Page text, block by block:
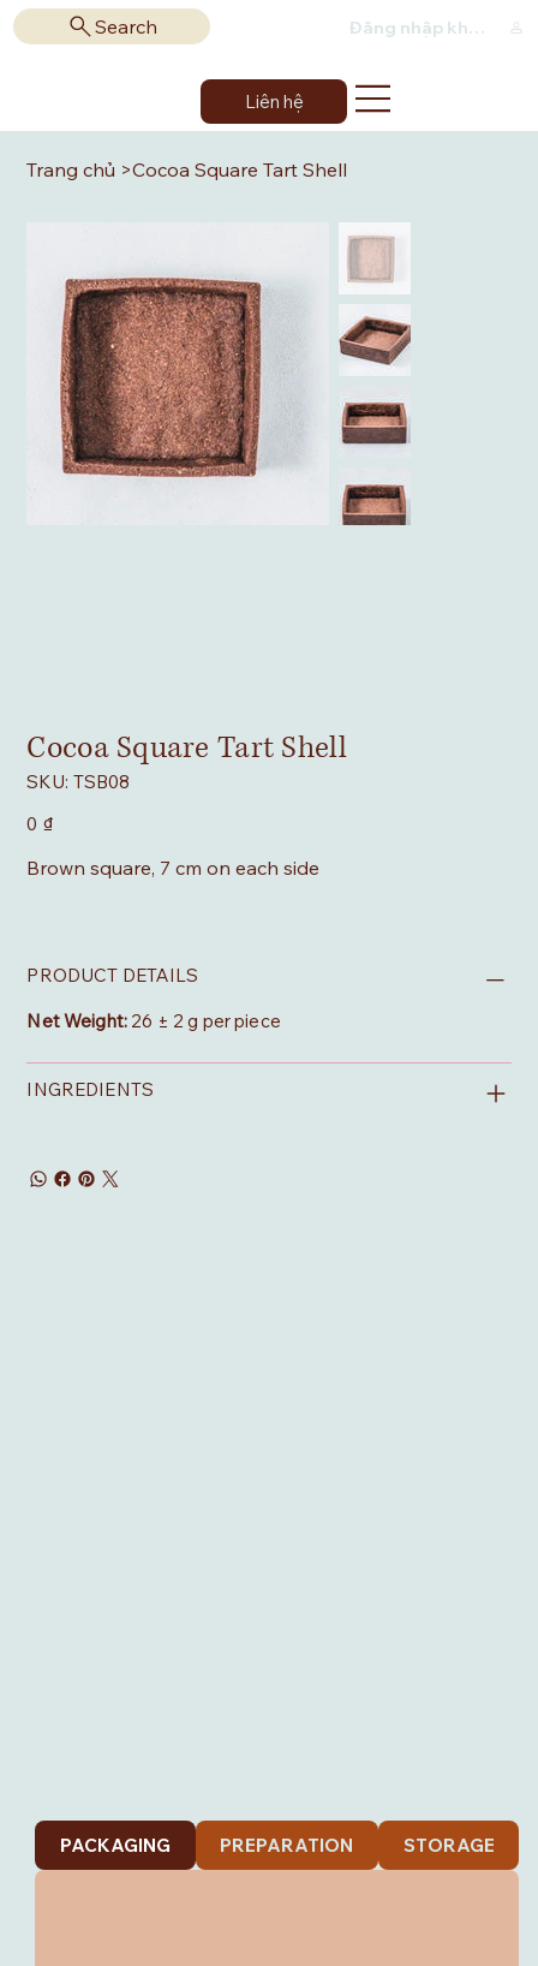
Search Đăng nhập khách hàng
Liên hệ
Trang chủ >Cocoa Square Tart Shell
Cocoa Square Tart Shell
SKU: SKU
TSB08
TSB08
Giá
0 ₫
Brown square, 7 cm on each side
PRODUCT DETAILS
Net Weight: 26 ± 2 g per piece
INGREDIENTS
PACKAGING PREPARATION STORAGE